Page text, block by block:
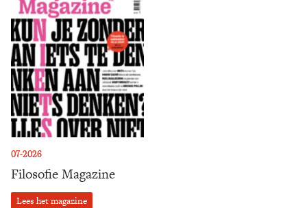
07-2026
Filosofie Magazine
Lees het magazine